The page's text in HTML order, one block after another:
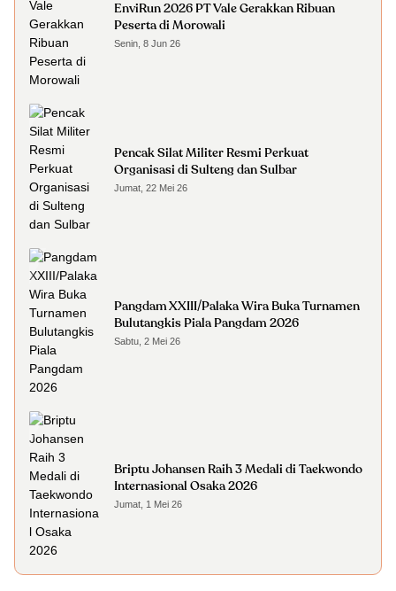
EnviRun 2026 PT Vale Gerakkan Ribuan
Peserta di Morowali
Senin, 8 Jun 26
Pencak Silat Militer Resmi Perkuat
Organisasi di Sulteng dan Sulbar
Jumat, 22 Mei 26
Pangdam XXIII/Palaka Wira Buka Turnamen
Bulutangkis Piala Pangdam 2026
Sabtu, 2 Mei 26
Briptu Johansen Raih 3 Medali di Taekwondo
Internasional Osaka 2026
Jumat, 1 Mei 26